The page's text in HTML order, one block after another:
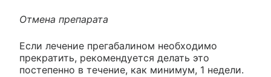
Отмена препарата
Если лечение прегабалином необходимо
прекратить, рекомендуется делать это
постепенно в течение, как минимум, 1 недели.